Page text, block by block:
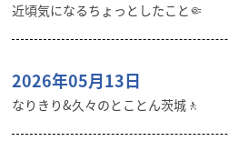
近頃気になるちょっとしたこと🤏
2026年05月13日
なりきり&久々のとことん茨城🚶